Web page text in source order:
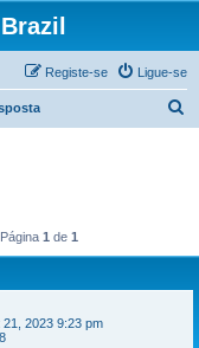
Ligue-se
Registe-se
1 de 1
21, 2023 9:23 pm